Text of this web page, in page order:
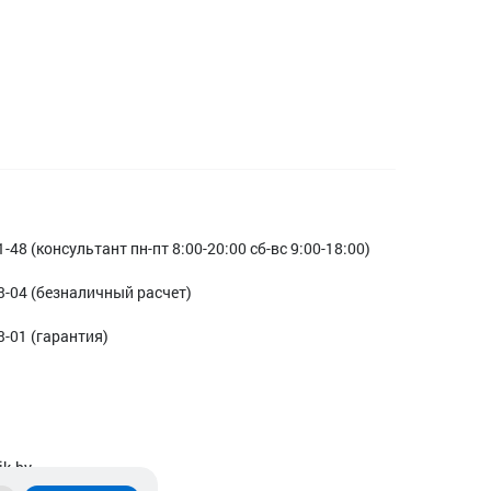
48 (консультант пн-пт 8:00-20:00 сб-вс 9:00-18:00)
04 (безналичный расчет)
01 (гарантия)